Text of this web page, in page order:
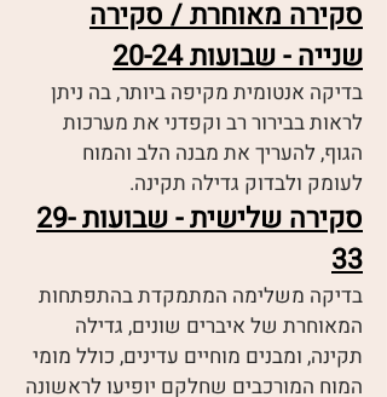
סקירה מאוחרת / סקירה
שנייה - שבועות 20-24
בדיקה אנטומית מקיפה ביותר, בה ניתן
לראות בבירור רב וקפדני את מערכות
הגוף, להעריך את מבנה הלב והמוח
לעומק ולבדוק גדילה תקינה.
סקירה שלישית - שבועות 29-
33
בדיקה משלימה המתמקדת בהתפתחות
המאוחרת של איברים שונים, גדילה
תקינה, ומבנים מוחיים עדינים, כולל מומי
המוח המורכבים שחלקם יופיעו לראשונה